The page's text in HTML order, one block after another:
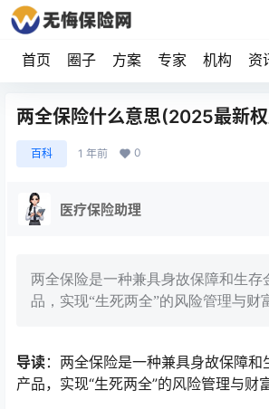
首页 圈子 方案 专家 机构 资
两全保险什么意思(2025最新
百科 1 年前 0
医疗保险助理
两全保险是一种兼具身故保障和生存
品，实现“生死两全”的风险管理与财
导读：两全保险是一种兼具身故保障
产品，实现“生死两全”的风险管理与财